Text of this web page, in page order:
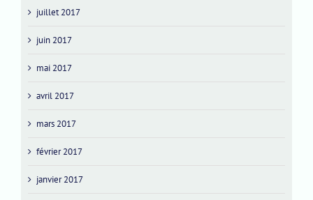
juillet 2017
juin 2017
mai 2017
avril 2017
mars 2017
février 2017
janvier 2017